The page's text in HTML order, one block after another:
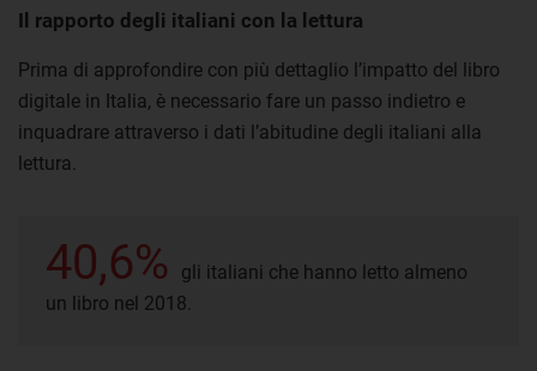
Il rapporto degli italiani con la lettura
Prima di approfondire con più dettaglio l’impatto del libro
digitale in Italia, è necessario fare un passo indietro e
inquadrare attraverso i dati l’abitudine degli italiani alla
lettura.
40,6%
gli italiani che hanno letto almeno
un libro nel 2018.